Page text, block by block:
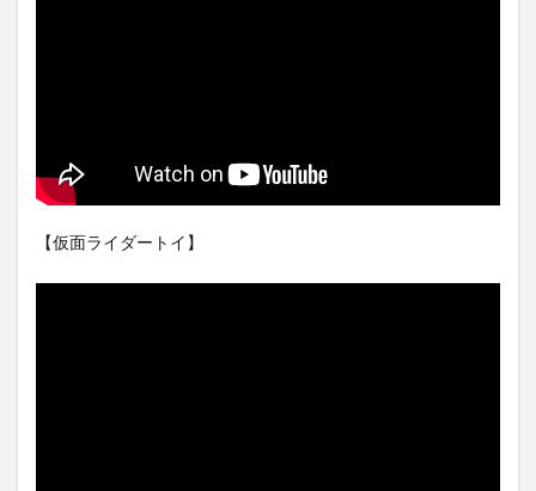
【仮面ライダートイ】